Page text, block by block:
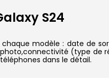
S24
chaque modèle : date de
(type de
dans le détail.